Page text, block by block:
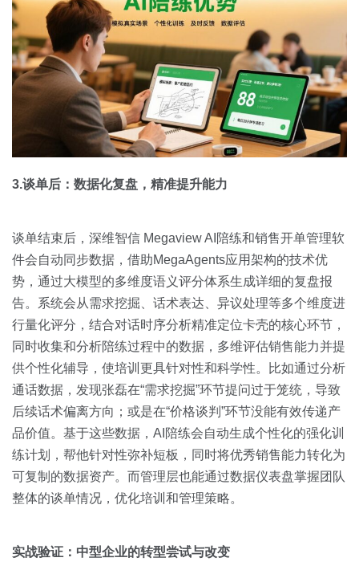
3.谈单后：数据化复盘，精准提升能力
谈单结束后，深维智信 Megaview AI陪练和销售开单管理软
件会自动同步数据，借助MegaAgents应用架构的技术优
势，通过大模型的多维度语义评分体系生成详细的复盘报
告。系统会从需求挖掘、话术表达、异议处理等多个维度进
行量化评分，结合对话时序分析精准定位卡壳的核心环节，
同时收集和分析陪练过程中的数据，多维评估销售能力并提
供个性化辅导，使培训更具针对性和科学性。比如通过分析
通话数据，发现张磊在“需求挖掘”环节提问过于笼统，导致
后续话术偏离方向；或是在“价格谈判”环节没能有效传递产
品价值。基于这些数据，AI陪练会自动生成个性化的强化训
练计划，帮他针对性弥补短板，同时将优秀销售能力转化为
可复制的数据资产。而管理层也能通过数据仪表盘掌握团队
整体的谈单情况，优化培训和管理策略。
实战验证：中型企业的转型尝试与改变